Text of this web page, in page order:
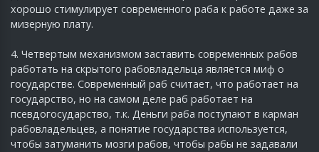
хорошо стимулирует современного раба к работе даже за
мизерную плату.
4. Четвертым механизмом заставить современных рабов
работать на скрытого рабовладельца является миф о
государстве. Современный раб считает, что работает на
государство, но на самом деле раб работает на
псевдогосударство, т.к. Деньги раба поступают в карман
рабовладельцев, а понятие государства используется,
чтобы затуманить мозги рабов, чтобы рабы не задавали